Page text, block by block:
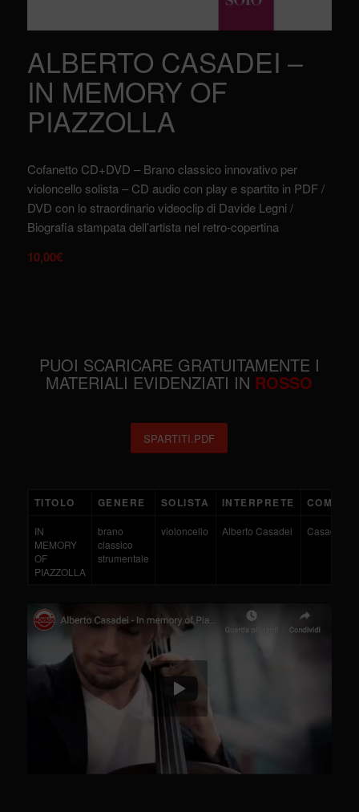
ALBERTO CASADEI –
IN MEMORY OF
PIAZZOLLA
Cofanetto CD+DVD – Brano classico innovativo per
violoncello solista – CD audio con play e spartito in PDF /
DVD con lo straordinario videoclip di Davide Legni /
Biografia stampata dell’artista nel retro-copertina
10,00€
PUOI SCARICARE GRATUITAMENTE I
MATERIALI EVIDENZIATI IN ROSSO
SPARTITI.PDF
TITOLO GENERE SOLISTA INTERPRETE
IN
MEMORY
OF
PIAZZOLLA
brano
classico
strumentale
violoncello Alberto Casadei Casadei